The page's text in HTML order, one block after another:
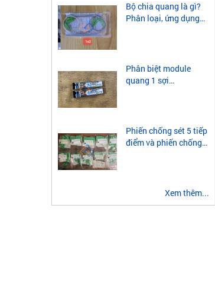
Bộ chia quang là gì?
Phân loại, ứng dụng
Phân biệt module
quang 1 sợi
Phiến chống sét 5 tiếp
điểm và phiến chống
Xem thêm...